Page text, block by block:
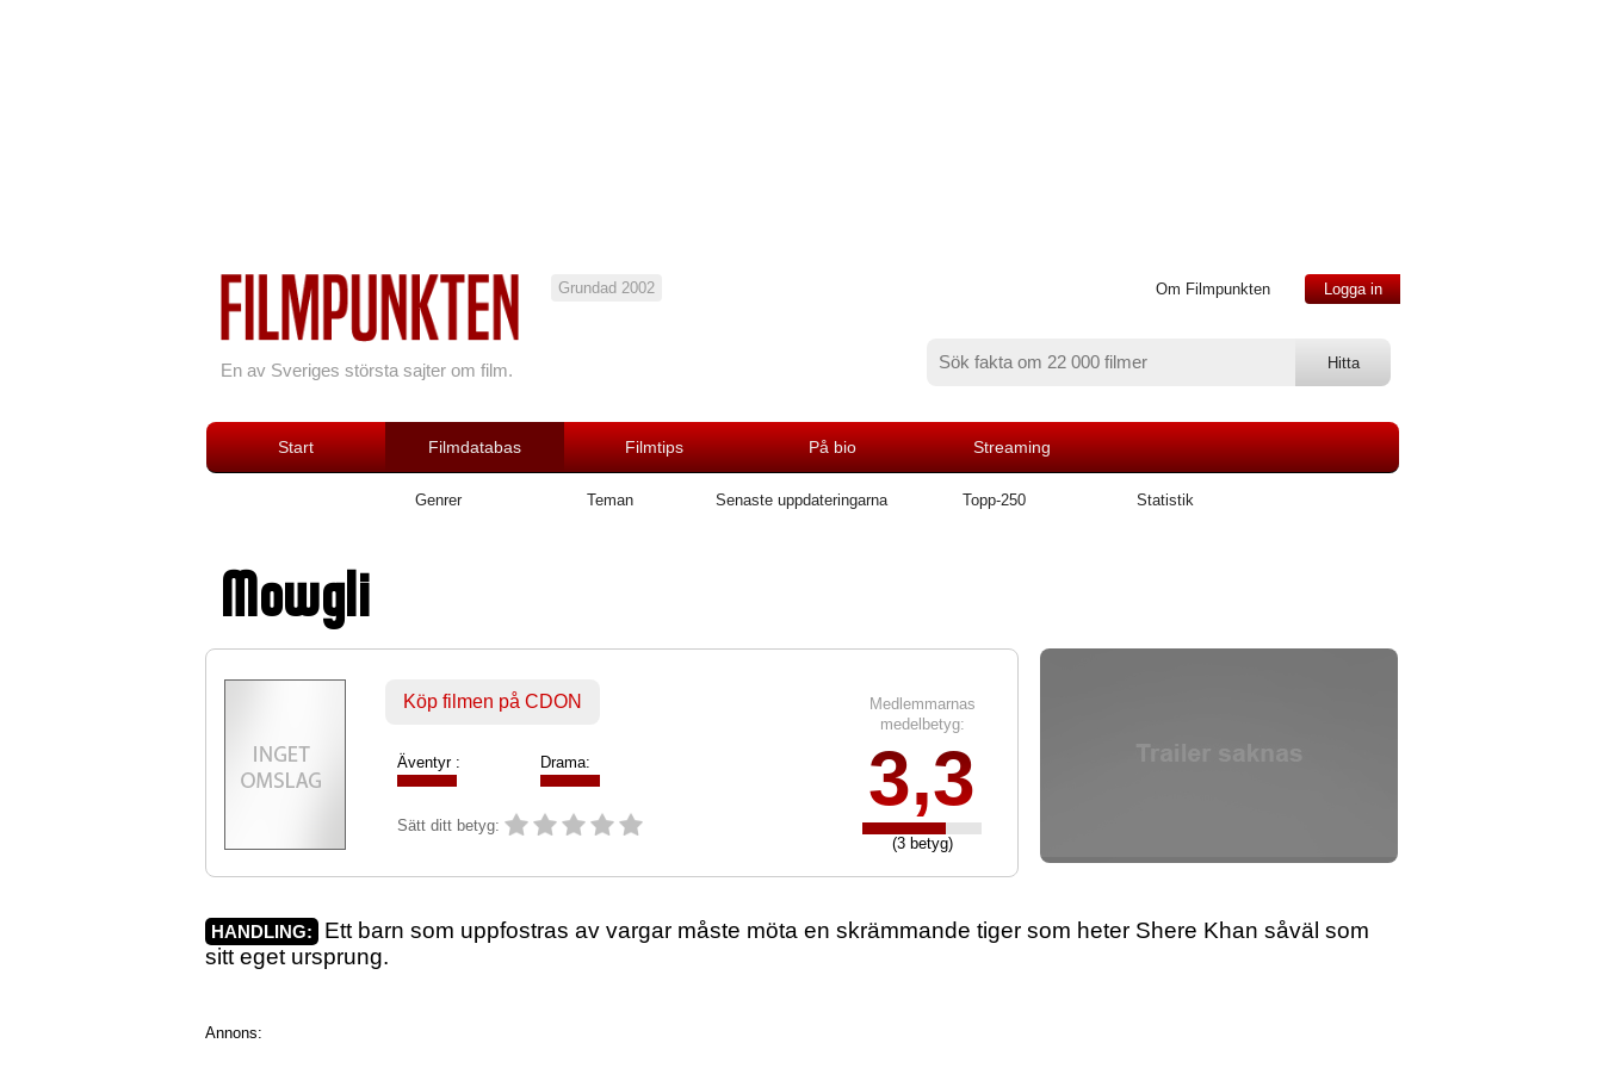
En av Sveriges största sajter om film.
Grundad 2002 Om Filmpunkten Logga in
Start Filmdatabas Filmtips På bio Streaming
Genrer Teman Senaste uppdateringarna Topp-250 Statistik
Mowgli
Köp filmen på CDON
Äventyr : Drama:
Sätt ditt betyg:
Medlemmarnas
medelbetyg:
3,3
(3 betyg)
HANDLING:
Ett barn som uppfostras av vargar måste möta en skrämmande tiger som heter Shere Khan såväl som
sitt eget ursprung.
Annons: